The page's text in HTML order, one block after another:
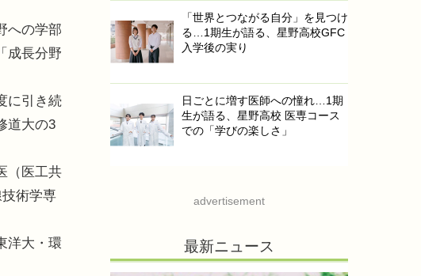
への学部
成長分野
に引き続
道大の3
（医工共
術学専
洋大・環
「世界とつながる自分」を見つけ
る…1期生が語る、星野高校GFC
入学後の実り
日ごとに増す医師への憧れ…1期
生が語る、星野高校 医専コース
での「学びの楽しさ」
advertisement
最新ニュース